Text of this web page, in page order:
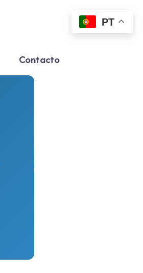
Contacto
PT